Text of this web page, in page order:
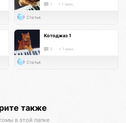
1 < 1 мин.
Статья
Котоджаз 1
0 < 1 мин.
Статья
также
в этой папке